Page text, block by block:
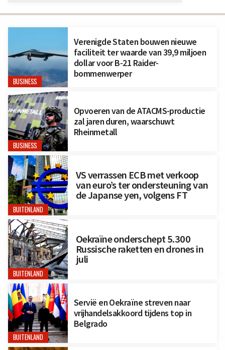
BUSINESS
Verenigde Staten bouwen nieuwe
faciliteit ter waarde van 39,9 miljoen
dollar voor B-21 Raider-
bommenwerper
BUSINESS
Opvoeren van de ATACMS-productie
zal jaren duren, waarschuwt
Rheinmetall
BUITENLAND
VS verrassen ECB met verkoop
van euro’s ter ondersteuning van
de Japanse yen, volgens FT
BUITENLAND
Oekraïne onderschept 5.300
Russische raketten en drones in
juli
BUITENLAND
Servië en Oekraïne streven naar
vrijhandelsakkoord tijdens top in
Belgrado